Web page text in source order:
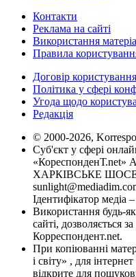
Контакти
Реклама на сайті
Використання
Правила
Договір
Політика у сфері
Угода щодо
Редакція
© 2000-2026,
Суб'єкт у сфері
«КореспонденТ.net»
ХАРКІВСЬКЕ ШОСЕ,
Ідентифікатор медіа
Використання будь-
сайті, дозволяється
Корреспондент.net.
При копіюванні
і світу» , для
відкрите для